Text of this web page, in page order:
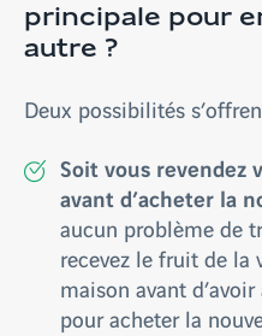
principale pour
autre ?
Deux possibilités
Soit vous revendez
avant d’acheter la
aucun problème de
recevez le fruit de la
maison avant
pour acheter la